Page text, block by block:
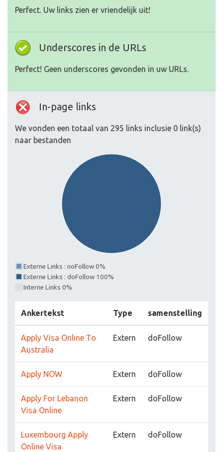
Perfect. Uw links zien er vriendelijk uit!
Underscores in de URLs
Perfect! Geen underscores gevonden in uw URLs.
In-page links
We vonden een totaal van 295 links inclusie 0 link(s)
naar bestanden
Externe Links : noFollow 0%
Externe Links : doFollow 100%
Interne Links 0%
Ankertekst Type samenstelling
Apply Visa Online To
Australia
Extern doFollow
Apply NOW Extern doFollow
Apply For Lebanon
Visa Online
Extern doFollow
Luxembourg Apply
Online Visa
Extern doFollow